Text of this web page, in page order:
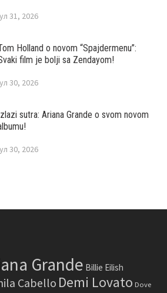
31, 2026
Holland o novom “Spajdermenu”:
film je bolji sa Zendayom!
30, 2026
sutra: Ariana Grande o svom novom
30, 2026
Grande Billie Eilish
Cabello Demi Lovato Dove